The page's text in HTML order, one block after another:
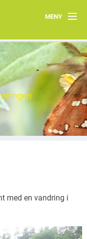
MENY
Hem
Nytt och Aktuellt
Verksamheten
Aktiviteter 2026
Natur
med en vandring i